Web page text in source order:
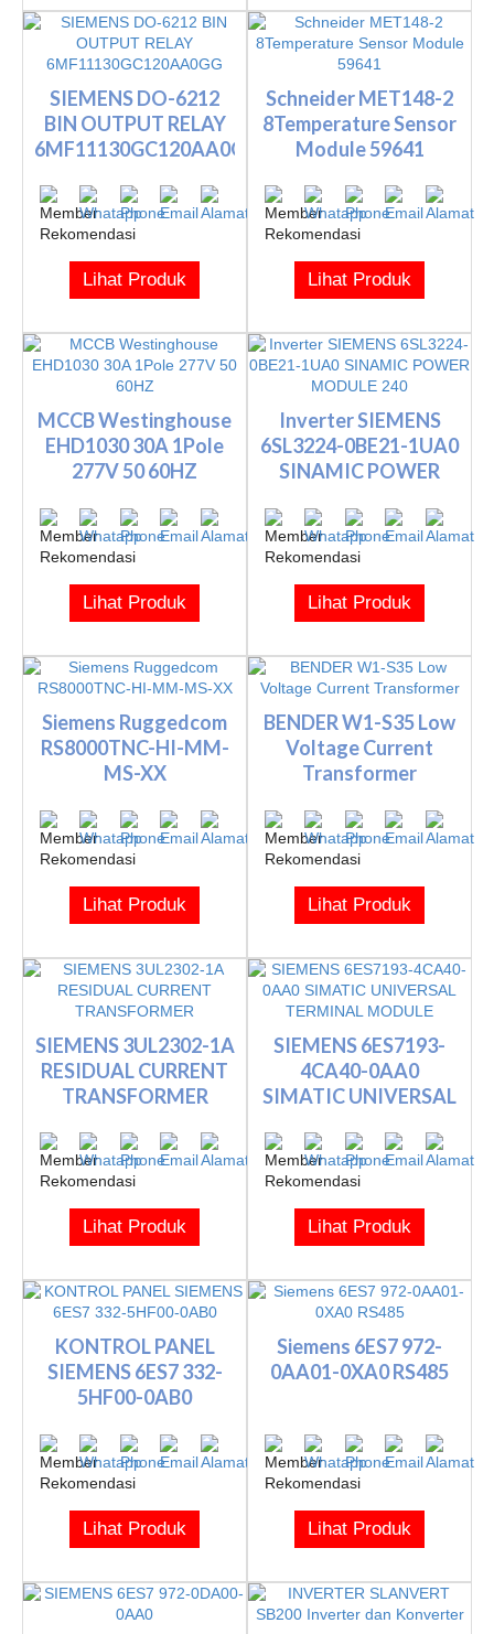
SIEMENS DO-6212
BIN OUTPUT RELAY
6MF11130GC120AA0GG
Lihat Produk
Schneider MET148-2
8Temperature Sensor
Module 59641
Lihat Produk
MCCB Westinghouse
EHD1030 30A 1Pole
277V 50 60HZ
Lihat Produk
Inverter SIEMENS
6SL3224-0BE21-1UA0
SINAMIC POWER
Lihat Produk
Siemens Ruggedcom
RS8000TNC-HI-MM-
MS-XX
Lihat Produk
BENDER W1-S35 Low
Voltage Current
Transformer
Lihat Produk
SIEMENS 3UL2302-1A
RESIDUAL CURRENT
TRANSFORMER
Lihat Produk
SIEMENS 6ES7193-
4CA40-0AA0
SIMATIC UNIVERSAL
Lihat Produk
KONTROL PANEL
SIEMENS 6ES7 332-
5HF00-0AB0
Lihat Produk
Siemens 6ES7 972-
0AA01-0XA0 RS485
Lihat Produk